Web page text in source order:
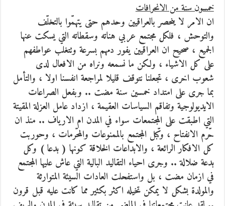
خمسون سنة من الانحرافات
ان الامر لا ينحصر بالعراقيين وحدهم حتى يتهمّوا بالتخلّف
والتوحش ، فلكل مجتمع عربي هناته وسقطاته التي يسكت عنها
الجميع ، صحيح ان العراقيين يفور دمهم بسرعة وتتغلب عواطفهم
على كل الاشياء ، ولكن ما نسمعه ونراه من الافعال لدى
شعوب اخرى ، تجعلنا نتوقف قليلا لمراجعة انفسنا اولا ، والتأمل
بما جرى على امتداد خمسين سنة مضت .. وبفعل الصراعات
الايديولوجية وتفاقم السياسات العقيمة ، ازداد عامل العزلة المقيتة
التي اطبقت على المجتمعات سواء في المدن ام الارياف .. منذ ان
حّرم الانفتاح ، وكّبل المجتمع بالممنوعات والمحّرمات ، وحوربت
كل الافكار الرائعة ، والابداعات الخلاقة كونها ( بدعا ) وكل
بدعة ضلالة .. وجرى احياء التقاليد البالية التي عاش عليها المجتمع
في ازمان مضت ، بل واستفحلت العادات السيئة المتوارثة
والمولدة بشكل لا يمكن تخيله اكثر بكثير مما كانت عليه قبل قرون